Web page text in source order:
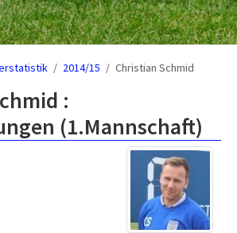
2014/15 Christian Schmid
:
(1.Mannschaft)